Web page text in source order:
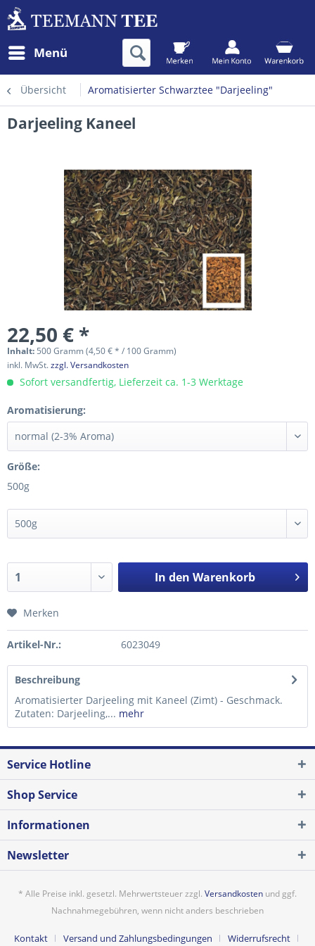
Menü
Übersicht Aromatisierter Schwarztee "Darjeeling"
Darjeeling Kaneel
22,50 € *
Inhalt: 500 Gramm (4,50 € * / 100 Gramm)
inkl. MwSt.zzgl. Versandkosten
Sofort versandfertig, Lieferzeit ca. 1-3 Werktage
Aromatisierung:
Größe:
500g
In den Warenkorb
Merken
Artikel-Nr.: 6023049
Beschreibung
Aromatisierter Darjeeling mit Kaneel (Zimt) - Geschmack.
Zutaten: Darjeeling,... mehr
Service Hotline
Shop Service
Informationen
Newsletter
* Alle Preise inkl. gesetzl. Mehrwertsteuer zzgl. Versandkosten und ggf.
Nachnahmegebühren, wenn nicht anders beschrieben
Kontakt Versand und Zahlungsbedingungen Widerrufsrecht